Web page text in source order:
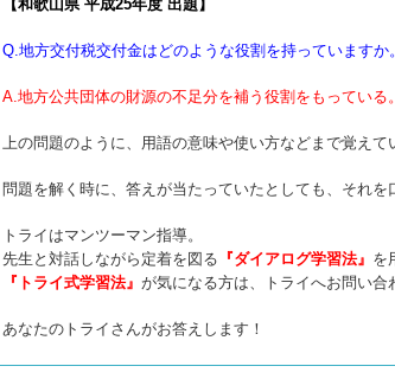
【和歌山県 平成25年度 出題】
Q.地方交付税交付金はどのような役割を持っていますか
A.地方公共団体の財源の不足分を補う役割をもっている。
上の問題のように、用語の意味や使い方などまで覚えて
問題を解く時に、答えが当たっていたとしても、それを
トライはマンツーマン指導。
先生と対話しながら定着を図る 『ダイアログ学習法』 を
『トライ式学習法』 が気になる方は、トライへお問い合
あなたのトライさんがお答えします！